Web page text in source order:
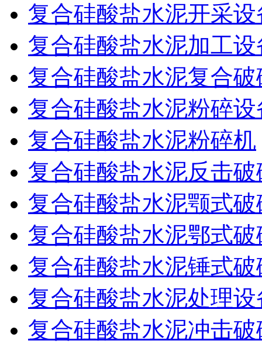
复合硅酸盐水泥开采设
复合硅酸盐水泥加工设
复合硅酸盐水泥复合破
复合硅酸盐水泥粉碎设
复合硅酸盐水泥粉碎机
复合硅酸盐水泥反击破
复合硅酸盐水泥颚式破
复合硅酸盐水泥鄂式破
复合硅酸盐水泥锤式破
复合硅酸盐水泥处理设
复合硅酸盐水泥冲击破